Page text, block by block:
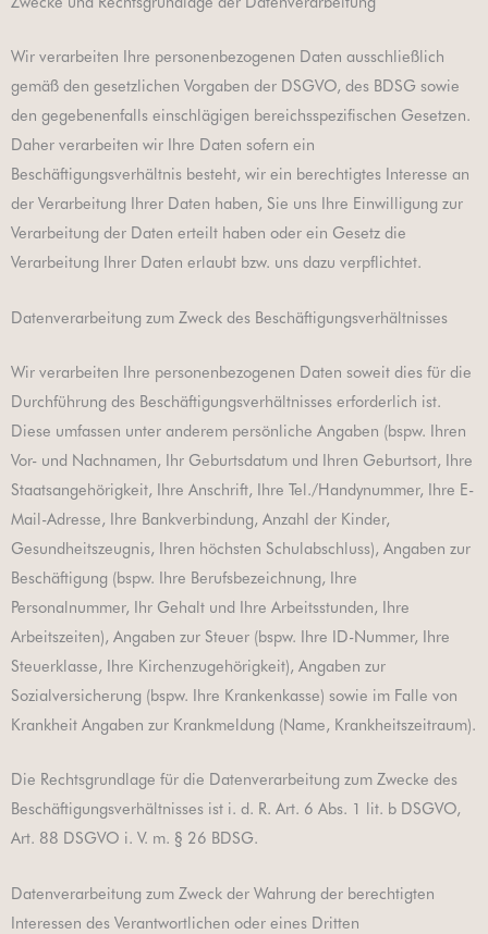
Wir verarbeiten Ihre personenbezogenen Daten ausschließlich
gemäß den gesetzlichen Vorgaben der DSGVO, des BDSG sowie
den gegebenenfalls einschlägigen bereichsspezifischen Gesetzen.
Daher verarbeiten wir Ihre Daten sofern ein
Beschäftigungsverhältnis besteht, wir ein berechtigtes Interesse an
der Verarbeitung Ihrer Daten haben, Sie uns Ihre Einwilligung zur
Verarbeitung der Daten erteilt haben oder ein Gesetz die
Verarbeitung Ihrer Daten erlaubt bzw. uns dazu verpflichtet.
Datenverarbeitung zum Zweck des Beschäftigungsverhältnisses
Wir verarbeiten Ihre personenbezogenen Daten soweit dies für die
Durchführung des Beschäftigungsverhältnisses erforderlich ist.
Diese umfassen unter anderem persönliche Angaben (bspw. Ihren
Vor- und Nachnamen, Ihr Geburtsdatum und Ihren Geburtsort, Ihre
Staatsangehörigkeit, Ihre Anschrift, Ihre Tel./Handynummer, Ihre E-
Mail-Adresse, Ihre Bankverbindung, Anzahl der Kinder,
Gesundheitszeugnis, Ihren höchsten Schulabschluss), Angaben zur
Beschäftigung (bspw. Ihre Berufsbezeichnung, Ihre
Personalnummer, Ihr Gehalt und Ihre Arbeitsstunden, Ihre
Arbeitszeiten), Angaben zur Steuer (bspw. Ihre ID-Nummer, Ihre
Steuerklasse, Ihre Kirchenzugehörigkeit), Angaben zur
Sozialversicherung (bspw. Ihre Krankenkasse) sowie im Falle von
Krankheit Angaben zur Krankmeldung (Name, Krankheitszeitraum).
Die Rechtsgrundlage für die Datenverarbeitung zum Zwecke des
Beschäftigungsverhältnisses ist i. d. R. Art. 6 Abs. 1 lit. b DSGVO,
Art. 88 DSGVO i. V. m. § 26 BDSG.
Datenverarbeitung zum Zweck der Wahrung der berechtigten
Interessen des Verantwortlichen oder eines Dritten